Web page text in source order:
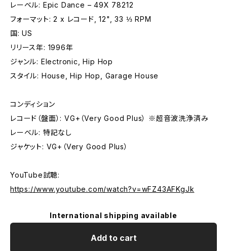
レーベル: Epic Dance – 49X 78212
フォーマット: 2 x レコード, 12", 33 ⅓ RPM
国: US
リリース年: 1996年
ジャンル: Electronic, Hip Hop
スタイル: House, Hip Hop, Garage House
コンディション
レコード（盤面）: VG+（Very Good Plus） ※超音波洗浄済み
レーベル: 特記なし
ジャケット: VG+（Very Good Plus）
YouTube試聴:
https://www.youtube.com/watch?v=wFZ43AFKgJk
International shipping available
Add to cart